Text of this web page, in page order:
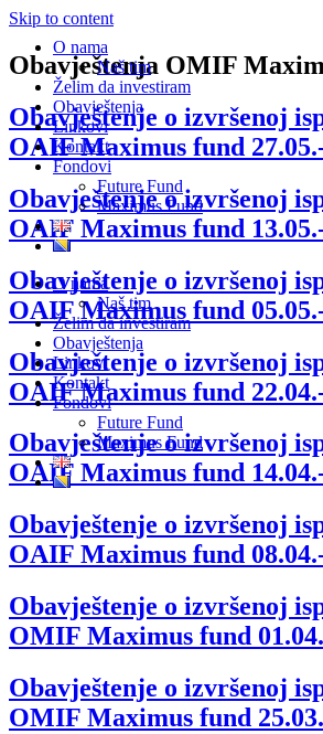
Skip to content
O nama
Naš tim
Želim da investiram
Obavještenja
Linkovi
Kontakt
Fondovi
Future Fund
Maximus Fund
O nama
Naš tim
Želim da investiram
Obavještenja
Linkovi
Kontakt
Fondovi
Future Fund
Maximus Fund
Obavještenja OMIF
Obavještenje o izvršenoj
OAIF Maximus fund
Obavještenje o izvršenoj
OAIF Maximus fund
Obavještenje o izvršenoj
OAIF Maximus fund
Obavještenje o izvršenoj
OAIF Maximus fund
Obavještenje o izvršenoj
OAIF Maximus fund
Obavještenje o izvršenoj
OAIF Maximus fund
Obavještenje o izvršenoj
OMIF Maximus fund
Obavještenje o izvršenoj
OMIF Maximus fund